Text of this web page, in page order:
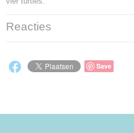
Reacties
Save